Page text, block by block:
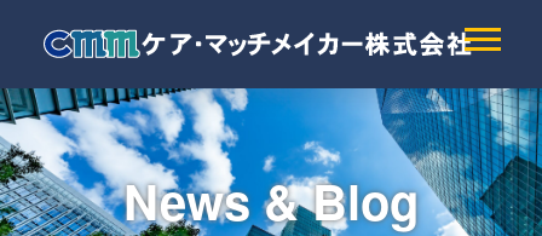
News & Blog